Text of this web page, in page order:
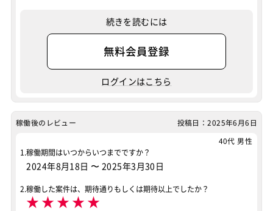
続きを読むには
無料会員登録
ログインはこちら
稼働後のレビュー
投稿日：2025年6月6日
40代 男性
1.稼働期間はいつからいつまでですか？
2024年8月18日 〜 2025年3月30日
2.稼働した案件は、期待通りもしくは期待以上でしたか？
★ ★ ★ ★ ★